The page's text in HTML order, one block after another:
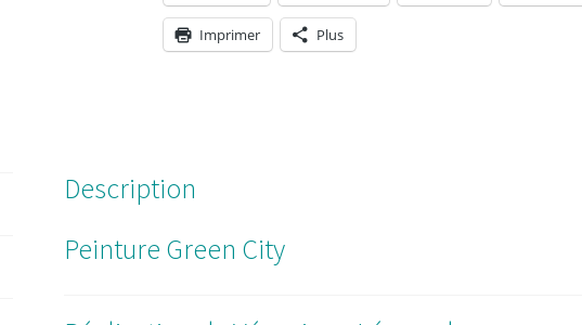
Imprimer Plus
Description
Peinture Green City